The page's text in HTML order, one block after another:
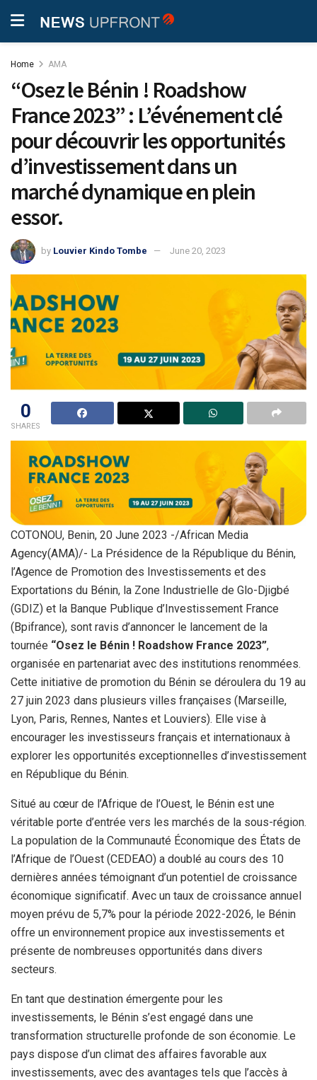
Home AMA
“Osez le Bénin ! Roadshow
France 2023” : L’événement clé
pour découvrir les opportunités
d’investissement dans un
marché dynamique en plein
essor.
by Louvier Kindo Tombe June 20, 2023
0
SHARES
COTONOU, Benin, 20 June 2023 -/African Media
Agency(AMA)/- La Présidence de la République du Bénin,
l’Agence de Promotion des Investissements et des
Exportations du Bénin, la Zone Industrielle de Glo-Djigbé
(GDIZ) et la Banque Publique d’Investissement France
(Bpifrance), sont ravis d’annoncer le lancement de la
tournée “Osez le Bénin ! Roadshow France 2023”,
organisée en partenariat avec des institutions renommées.
Cette initiative de promotion du Bénin se déroulera du 19 au
27 juin 2023 dans plusieurs villes françaises (Marseille,
Lyon, Paris, Rennes, Nantes et Louviers). Elle vise à
encourager les investisseurs français et internationaux à
explorer les opportunités exceptionnelles d’investissement
en République du Bénin.
Situé au cœur de l’Afrique de l’Ouest, le Bénin est une
véritable porte d’entrée vers les marchés de la sous-région.
La population de la Communauté Économique des États de
l’Afrique de l’Ouest (CEDEAO) a doublé au cours des 10
dernières années témoignant d’un potentiel de croissance
économique significatif. Avec un taux de croissance annuel
moyen prévu de 5,7% pour la période 2022-2026, le Bénin
offre un environnement propice aux investissements et
présente de nombreuses opportunités dans divers
secteurs.
En tant que destination émergente pour les
investissements, le Bénin s’est engagé dans une
transformation structurelle profonde de son économie. Le
pays dispose d’un climat des affaires favorable aux
investissements, avec des avantages tels que l’accès à